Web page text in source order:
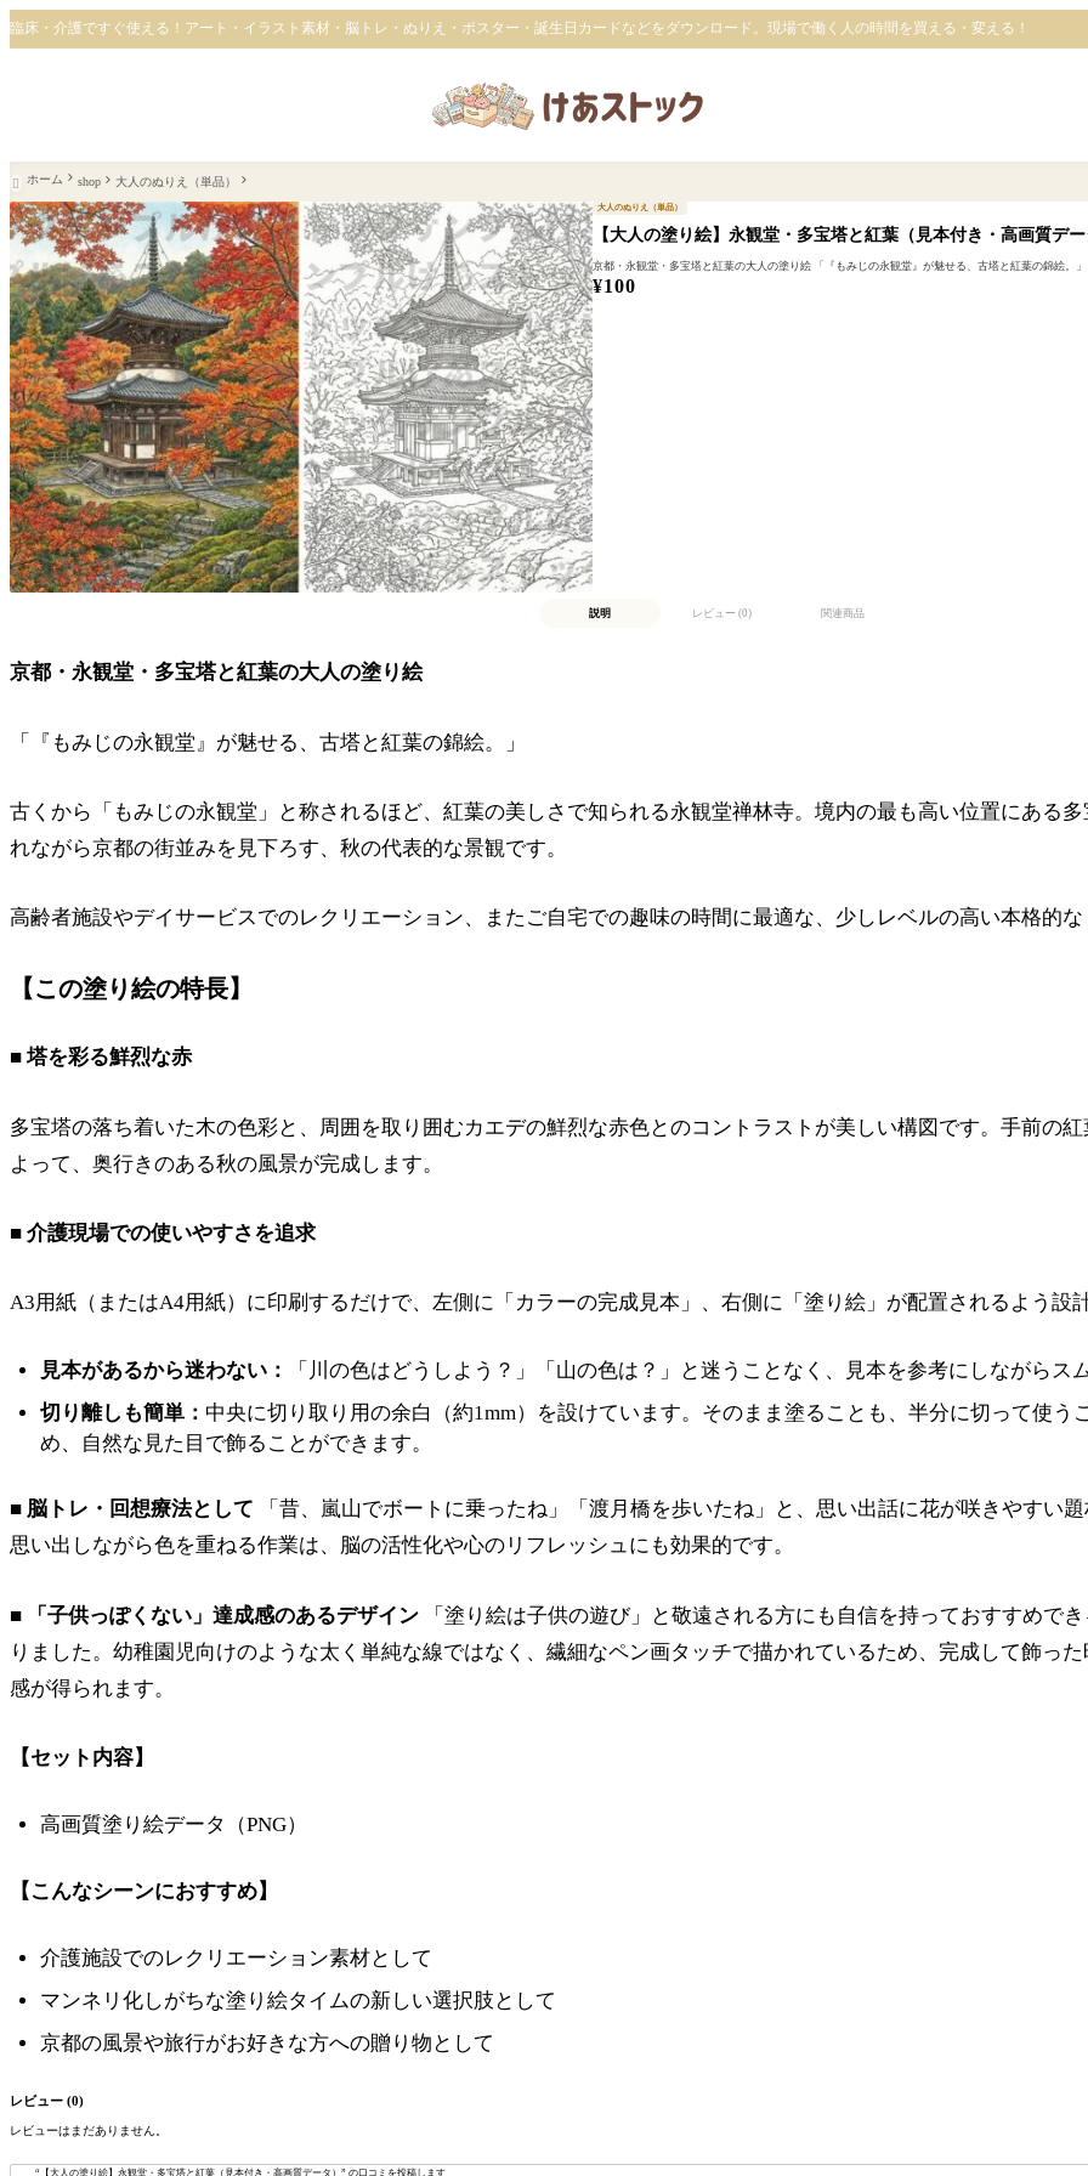
臨床・介護ですぐ使える！アート・イラスト素材・脳トレ・ぬりえ・ポスター・誕生日カードなどをダウンロード。現場で働く人の時間を買える・変える！
 ホーム shop 大人のぬりえ（単品）
大人のぬりえ（単品）
【大人の塗り絵】永観堂・多宝塔と紅葉（見本付き・高画質デ
京都・永観堂・多宝塔と紅葉の大人の塗り絵 「『もみじの永観堂』が魅せる、古塔と紅葉の錦絵。
¥100
説明 レビュー (0) 関連商品
京都・永観堂・多宝塔と紅葉の大人の塗り絵
「『もみじの永観堂』が魅せる、古塔と紅葉の錦絵。」
古くから「もみじの永観堂」と称されるほど、紅葉の美しさで知られる永観堂禅林寺。境内の最も高い位置にある
れながら京都の街並みを見下ろす、秋の代表的な景観です。
高齢者施設やデイサービスでのレクリエーション、またご自宅での趣味の時間に最適な、少しレベルの高い本格的
【この塗り絵の特長】
■ 塔を彩る鮮烈な赤
多宝塔の落ち着いた木の色彩と、周囲を取り囲むカエデの鮮烈な赤色とのコントラストが美しい構図です。手前の
よって、奥行きのある秋の風景が完成します。
■ 介護現場での使いやすさを追求
A3用紙（またはA4用紙）に印刷するだけで、左側に「カラーの完成見本」、右側に「塗り絵」が配置されるよう設
見本があるから迷わない：
「川の色はどうしよう？」「山の色は？」と迷うことなく、見本を参考にしながらス
切り離しも簡単： 中央に切り取り用の余白（約1mm）を設けています。そのまま塗ることも、半分に切って使う
め、自然な見た目で飾ることができます。
■ 脳トレ・回想療法として 「昔、嵐山でボートに乗ったね」「渡月橋を歩いたね」と、思い出話に花が咲きやすい
思い出しながら色を重ねる作業は、脳の活性化や心のリフレッシュにも効果的です。
■ 「子供っぽくない」達成感のあるデザイン 「塗り絵は子供の遊び」と敬遠される方にも自信を持っておすすめで
りました。幼稚園児向けのような太く単純な線ではなく、繊細なペン画タッチで描かれているため、完成して飾っ
感が得られます。
【セット内容】
高画質塗り絵データ（PNG）
【こんなシーンにおすすめ】
介護施設でのレクリエーション素材として
マンネリ化しがちな塗り絵タイムの新しい選択肢として
京都の風景や旅行がお好きな方への贈り物として
レビュー (0)
レビューはまだありません。